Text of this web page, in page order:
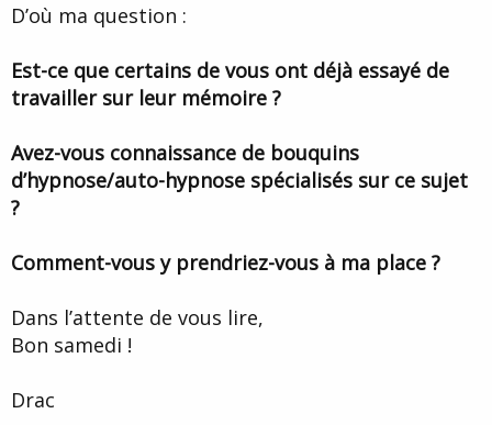
D’où ma question :
Est-ce que certains de vous ont déjà essayé de
travailler sur leur mémoire ?
Avez-vous connaissance de bouquins
d’hypnose/auto-hypnose spécialisés sur ce sujet
?
Comment-vous y prendriez-vous à ma place ?
Dans l’attente de vous lire,
Bon samedi !
Drac